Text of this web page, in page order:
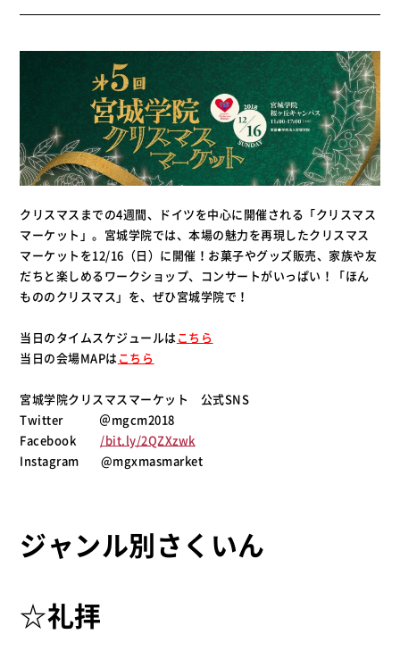
クリスマスまでの4週間、ドイツを中心に開催される「クリスマス
マーケット」。宮城学院では、本場の魅力を再現したクリスマス
マーケットを12/16（日）に開催！お菓子やグッズ販売、家族や友
だちと楽しめるワークショップ、コンサートがいっぱい！「ほん
もののクリスマス」を、ぜひ宮城学院で！
当日のタイムスケジュールはこちら
当日の会場MAPはこちら
宮城学院クリスマスマーケット 公式SNS
Twitter ＠mgcm2018
Facebook /bit.ly/2QZXzwk
Instagram @mgxmasmarket
ジャンル別さくいん
☆礼拝